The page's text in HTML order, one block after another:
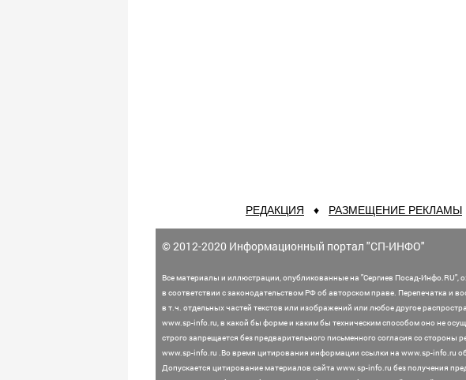
РЕДАКЦИЯ ♦ РАЗМЕЩЕНИЕ РЕКЛАМЫ
© 2012-2020 Информационный портал "СП-ИНФО"
Все материалы и иллюстрации,опубликованные на "Сергиев Посад-Инфо.RU",
в соответствии с законодательством РФ об авторском праве. Перепечатка и
в т.ч. отдельных частей текстов или изображений или любое другое
www.sp-info.ru, в какой бы форме и каким бы техническим способом оно не
строго запрещается без предварительного письменного согласия со стороны
www.sp-info.ru .Во время цитирования информации ссылки на www.sp-info.ru
Допускается цитирование материалов сайта www.sp-info.ru без получения